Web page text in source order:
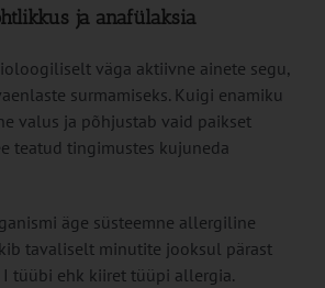
ja anafülaksia
väga aktiivne ainete segu,
surmamiseks. Kuigi enamiku
valus ja põhjustab vaid paikset
teatud tingimustes kujuneda
äge süsteemne allergiline
tavaliselt minutite jooksul pärast
I tüübi ehk kiiret tüüpi allergia.